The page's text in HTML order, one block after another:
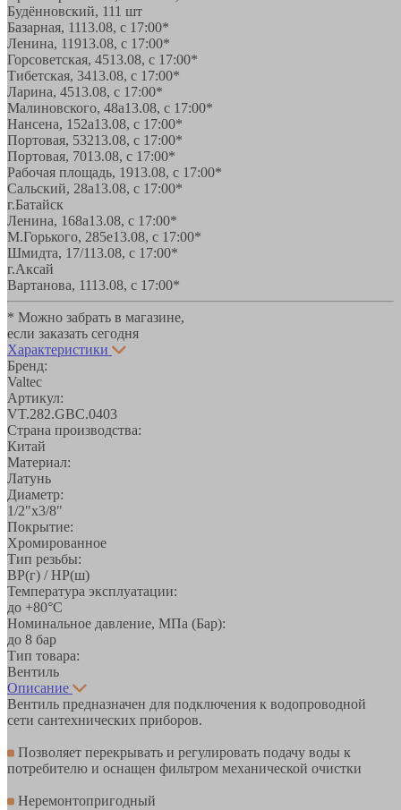
Будённовский, 111 шт
Базарная, 1113.08, с 17:00*
Ленина, 11913.08, с 17:00*
Горсоветская, 4513.08, с 17:00*
Тибетская, 3413.08, с 17:00*
Ларина, 4513.08, с 17:00*
Малиновского, 48а13.08, с 17:00*
Нансена, 152а13.08, с 17:00*
Портовая, 53213.08, с 17:00*
Портовая, 7013.08, с 17:00*
Рабочая площадь, 1913.08, с 17:00*
Сальский, 28a13.08, с 17:00*
г.Батайск
Ленина, 168а13.08, с 17:00*
М.Горького, 285е13.08, с 17:00*
Шмидта, 17/113.08, с 17:00*
г.Аксай
Вартанова, 1113.08, с 17:00*
* Можно забрать в магазине,
если заказать сегодня
Характеристики
Бренд:
Valtec
Артикул:
VT.282.GBC.0403
Страна производства:
Китай
Материал:
Латунь
Диаметр:
1/2"x3/8"
Покрытие:
Хромированное
Тип резьбы:
ВР(г) / НР(ш)
Температура эксплуатации:
до +80°С
Номинальное давление, МПа (Бар):
до 8 бар
Тип товара:
Вентиль
Описание
Вентиль предназначен для подключения к водопроводной
сети сантехнических приборов.
Позволяет перекрывать и регулировать подачу воды к
потребителю и оснащен фильтром механической очистки
Неремонтопригодный